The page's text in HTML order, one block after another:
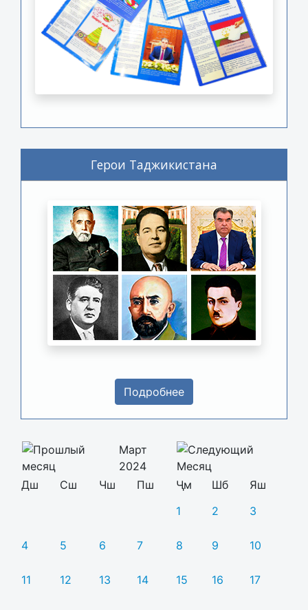
Герои Таджикистана
Подробнее
Март
2024
Дш
Сш Чш Пш Ҷм Шб
Яш
1
2 3
4 5 6 7 8 9 10
11 12 13 14 15 16 17